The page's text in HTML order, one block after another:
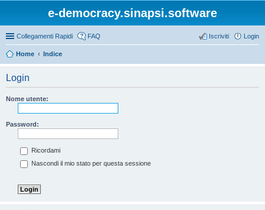
e-democracy.sinapsi.software
Collegamenti Rapidi FAQ Login
Iscriviti
Home Indice
Login
Nome utente:
Password:
Ricordami
Nascondi il mio stato per questa sessione